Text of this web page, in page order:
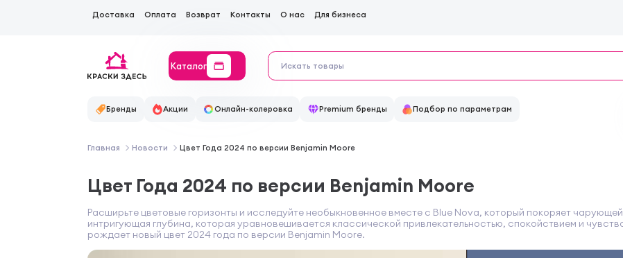
Доставка Оплата Возврат Контакты О нас Для бизнеса
Каталог
Бренды Акции Онлайн-колеровка Premium бренды Подбор по параметрам
Главная Новости Цвет Года 2024 по версии Benjamin Moore
Цвет Года 2024 по версии Benjamin Moore
Расширьте цветовые горизонты и исследуйте необыкновенное вместе с Blue Nova, который покоряет
интригующая глубина, которая уравновешивается классической привлекательностью, спокойствием и
рождает новый цвет 2024 года по версии Benjamin Moore.